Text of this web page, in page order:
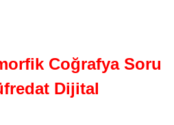
Coğrafya Soru
Dijital